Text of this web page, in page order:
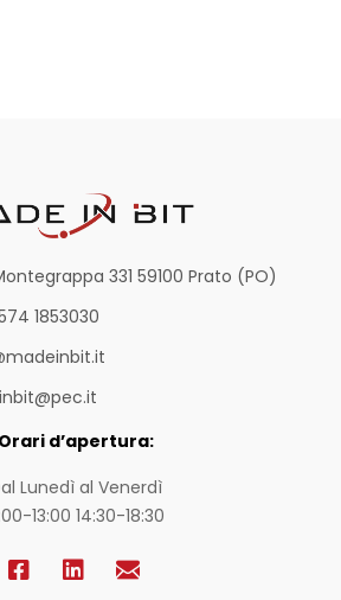
331 59100 Prato (PO)
1853030
Orari d’apertura:
Lunedì al Venerdì
13:00 14:30-18:30